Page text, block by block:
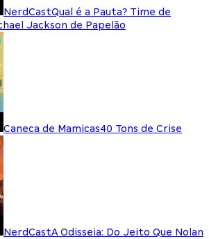
NerdCastQual é a Pauta? Time de
Jackson de Papelão
Caneca de Mamicas40 Tons de Crise
NerdCastA Odisseia: Do Jeito Que Nolan